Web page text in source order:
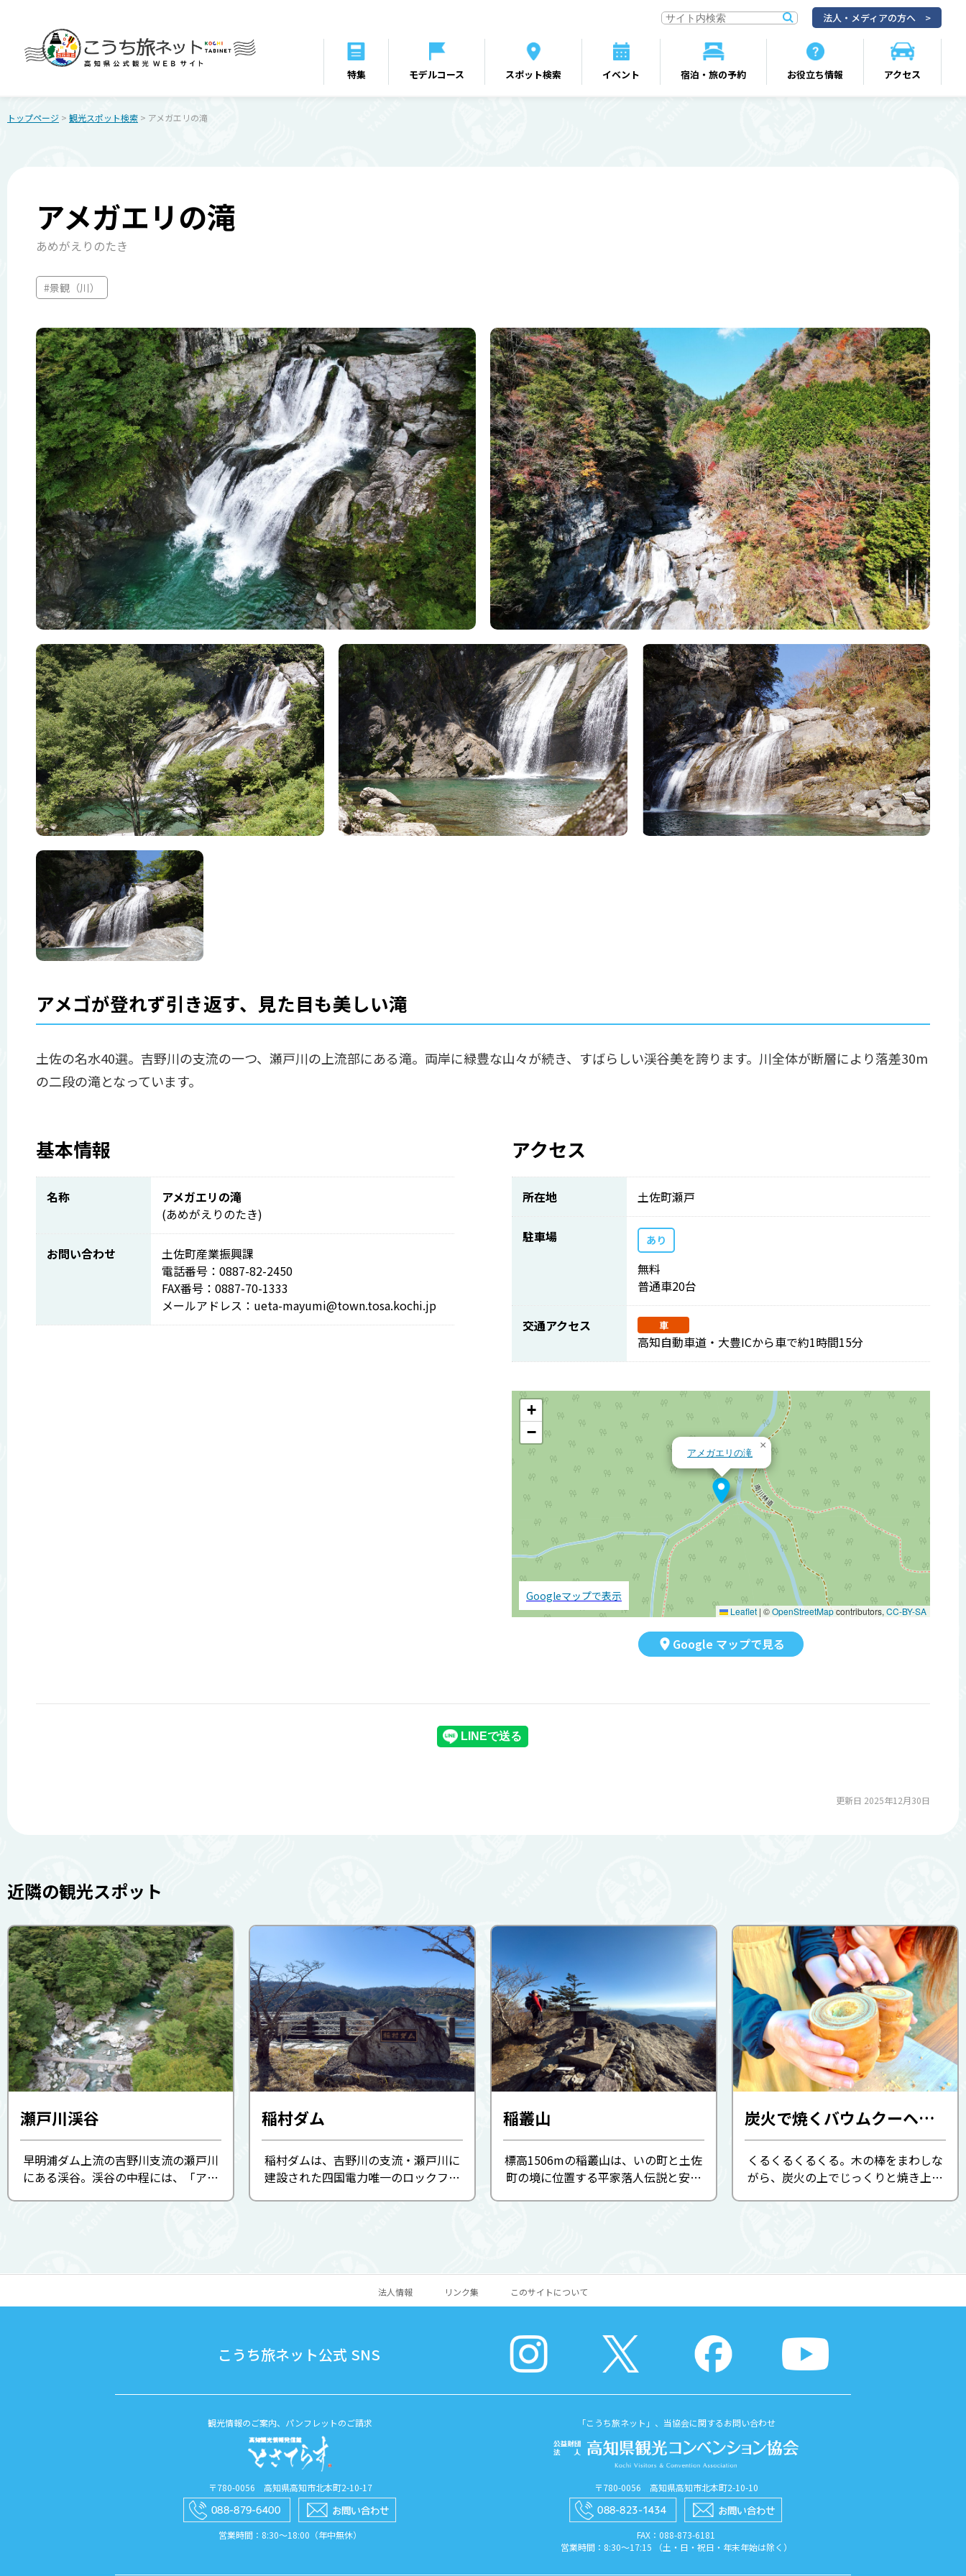
特集 モデルコース スポット検索 イベント 宿泊・旅の予約 お役立ち情報 アクセス
法人・メディアの方へ
トップページ > 観光スポット検索 > アメガエリの滝
アメガエリの滝
あめがえりのたき
#景観（川）
アメゴが登れず引き返す、見た目も美しい滝
土佐の名水40選。吉野川の支流の一つ、瀬戸川の上流部にある滝。両岸に緑豊な山々が続き、すばらしい渓谷美を誇ります。川全体が断層により落差30m
の二段の滝となっています。
基本情報
名称
アメガエリの滝
(あめがえりのたき)
お問い合わせ
土佐町産業振興課
電話番号：0887-82-2450
FAX番号：0887-70-1333
メールアドレス：ueta-mayumi@town.tosa.kochi.jp
アクセス
所在地 土佐町瀬戸
駐車場 あり
無料
普通車20台
交通アクセス 車
高知自動車道・大豊ICから車で約1時間15分
アメガエリの滝
×
+
−
Leaflet | ©OpenStreetMapcontributors, CC-BY-SA
Googleマップで表示
Google マップで見る
更新日 2025年12月30日
近隣の観光スポット
瀬戸川渓谷
早明浦ダム上流の吉野川支流の瀬戸川
にある渓谷。渓谷の中程には、「アメ
稲村ダム
稲村ダムは、吉野川の支流・瀬戸川に
建設された四国電力唯一のロックフィ
稲叢山
標高1506mの稲叢山は、いの町と土佐
町の境に位置する平家落人伝説と安徳
炭火で焼くバウムクーヘン作り体験（いしはらの里）
くるくるくるくる。木の棒をまわしな
がら、炭火の上でじっくりと焼き上げ
法人情報 リンク集 このサイトについて
こうち旅ネット公式 SNS
観光情報のご案内、パンフレットのご請求
〒780-0056 高知県高知市北本町2-10-17
営業時間：8:30〜18:00（年中無休）
「こうち旅ネット」、当協会に関するお問い合わせ
〒780-0056 高知県高知市北本町2-10-10
FAX：088​-873​-6181
営業時間：8:30〜17:15 （土・日・祝日・年末年始は除く）